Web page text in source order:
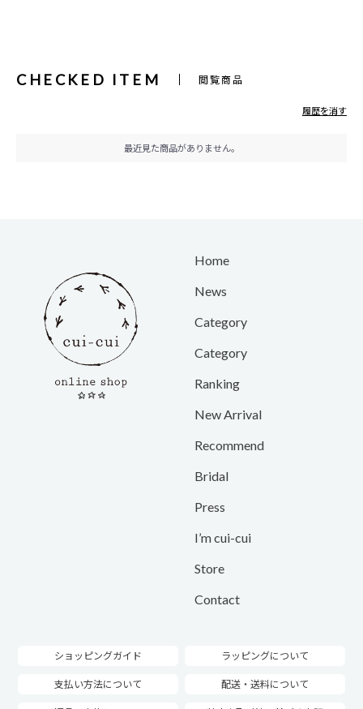
CHECKED ITEM 閲覧商品
履歴を消す
最近見た商品がありません。
Home
News
Category
Category
Ranking
New Arrival
Recommend
Bridal
Press
I’m cui-cui
Store
Contact
ショッピングガイド ラッピングについて
支払い方法について 配送・送料について